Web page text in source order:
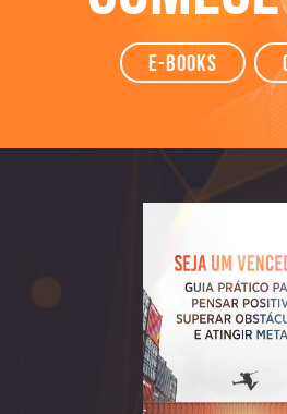
e-books